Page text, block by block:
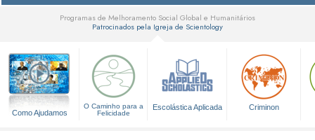
Programas de Melhoramento Social Global e Humanitários
Patrocinados pela Igreja de Scientology
Como Ajudamos
O Caminho para a
Felicidade
Escolástica Aplicada Criminon